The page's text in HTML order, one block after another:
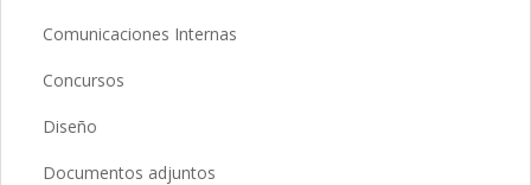
Comunicaciones Internas
Concursos
Diseño
Documentos adjuntos